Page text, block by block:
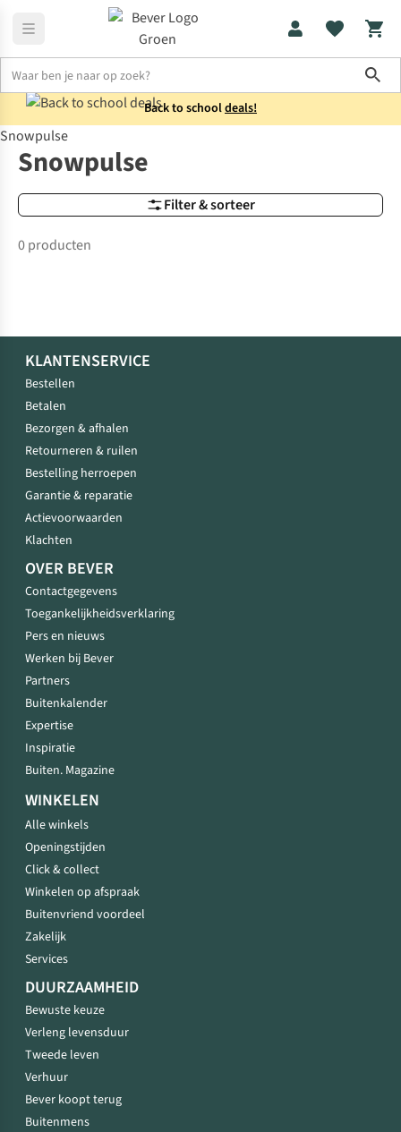
Back to schooldeals!
Merken Snowpulse
Snowpulse
Filter & sorteer
Snowpulse
0 producten
KLANTENSERVICE
Bestellen
Betalen
Bezorgen & afhalen
Retourneren & ruilen
Bestelling herroepen
Garantie & reparatie
Actievoorwaarden
Klachten
OVER BEVER
Contactgegevens
Toegankelijkheidsverklaring
Pers en nieuws
Werken bij Bever
Partners
Buitenkalender
Expertise
Inspiratie
Buiten. Magazine
WINKELEN
Alle winkels
Openingstijden
Click & collect
Winkelen op afspraak
Buitenvriend voordeel
Zakelijk
Services
DUURZAAMHEID
Bewuste keuze
Verleng levensduur
Tweede leven
Verhuur
Bever koopt terug
Buitenmens